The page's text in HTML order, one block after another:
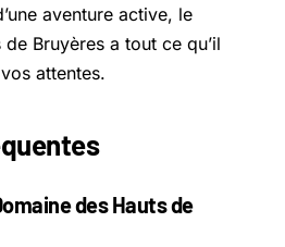
aventure active, le
Bruyères a tout ce qu’il
attentes.
des Hauts de